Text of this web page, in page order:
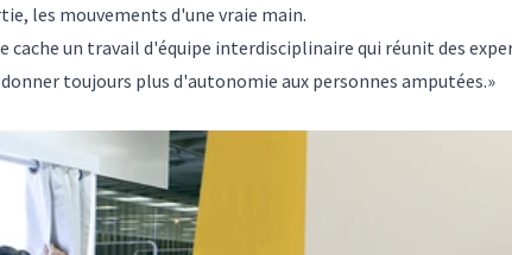
les mouvements d'une vraie main.
un travail d'équipe interdisciplinaire qui réunit des
toujours plus d'autonomie aux personnes amputées.»